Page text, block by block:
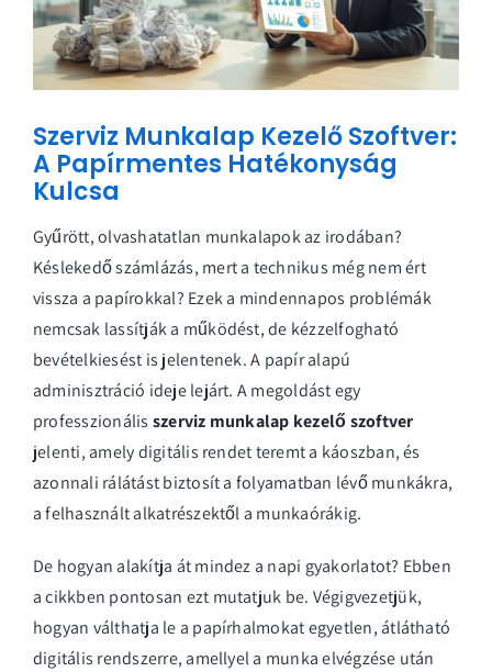
Szerviz Munkalap Kezelő Szoftver:
A Papírmentes Hatékonyság
Kulcsa
Gyűrött, olvashatatlan munkalapok az irodában?
Késlekedő számlázás, mert a technikus még nem ért
vissza a papírokkal? Ezek a mindennapos problémák
nemcsak lassítják a működést, de kézzelfogható
bevételkiesést is jelentenek. A papír alapú
adminisztráció ideje lejárt. A megoldást egy
professzionális szerviz munkalap kezelő szoftver
jelenti, amely digitális rendet teremt a káoszban, és
azonnali rálátást biztosít a folyamatban lévő munkákra,
a felhasznált alkatrészektől a munkaórákig.
De hogyan alakítja át mindez a napi gyakorlatot? Ebben
a cikkben pontosan ezt mutatjuk be. Végigvezetjük,
hogyan válthatja le a papírhalmokat egyetlen, átlátható
digitális rendszerre, amellyel a munka elvégzése után